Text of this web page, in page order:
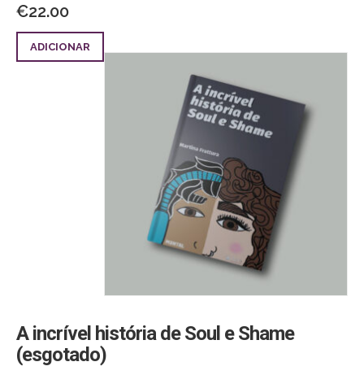
€22.00
ADICIONAR
A incrível história de Soul e Shame
(esgotado)